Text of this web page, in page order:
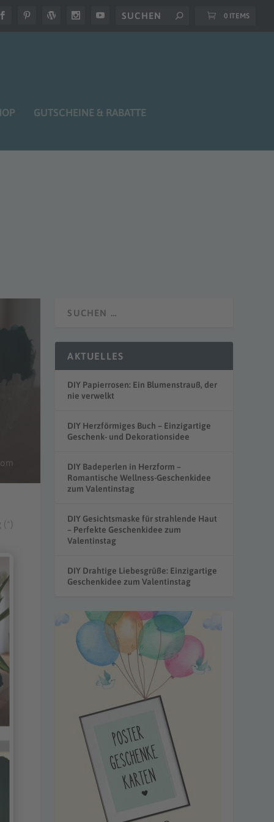
0 ITEMS
GUTSCHEINE & RABATTE
(*)
AKTUELLES
DIY Papierrosen: Ein Blumenstrauß, der
nie verwelkt
DIY Herzförmiges Buch – Einzigartige
Geschenk- und Dekorationsidee
DIY Badeperlen in Herzform –
Romantische Wellness-Geschenkidee
zum Valentinstag
DIY Gesichtsmaske für strahlende Haut
– Perfekte Geschenkidee zum
Valentinstag
DIY Drahtige Liebesgrüße: Einzigartige
Geschenkidee zum Valentinstag